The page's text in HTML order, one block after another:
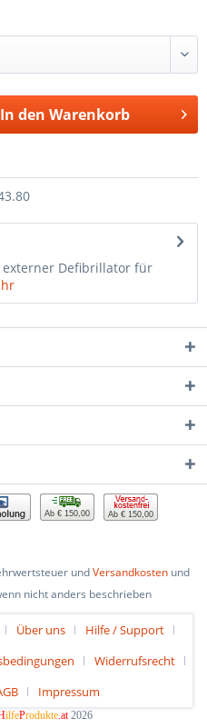
In den Warenkorb
externer Defibrillator für
Ab € 150,00 Ab € 150,00
undVersandkostenund
nicht anders beschrieben
Über uns
Hilfe / Support
Widerrufsrecht
Impressum
ilfeProdukte.at2026